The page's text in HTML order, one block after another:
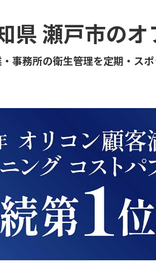
県 瀬戸市の
事務所の衛生管理を定期・ス